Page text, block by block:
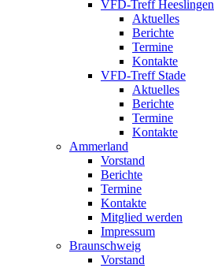
VFD-Treff Heeslingen
Aktuelles
Berichte
Termine
Kontakte
VFD-Treff Stade
Aktuelles
Berichte
Termine
Kontakte
Ammerland
Vorstand
Berichte
Termine
Kontakte
Mitglied werden
Impressum
Braunschweig
Vorstand